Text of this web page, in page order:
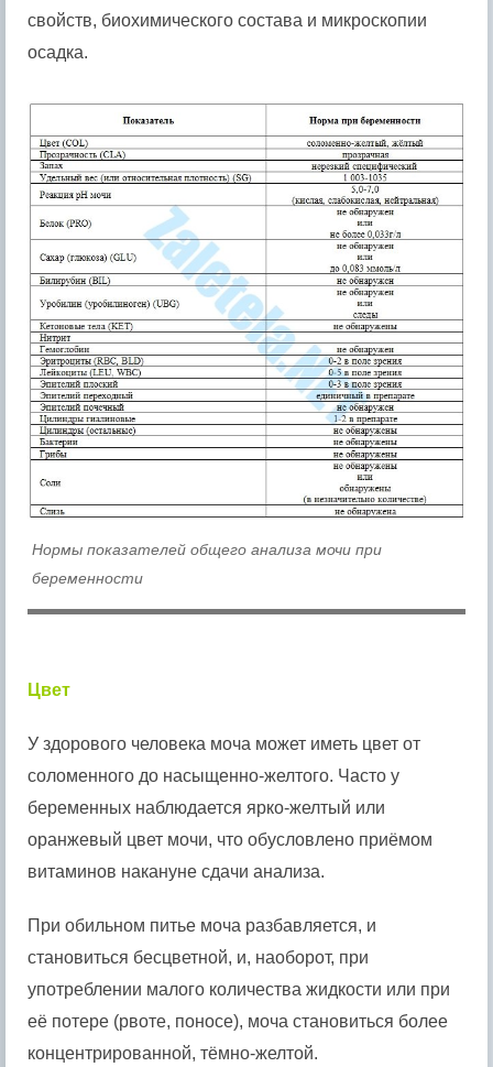
свойств, биохимического состава и микроскопии
осадка.
Нормы показателей общего анализа мочи при
беременности
Цвет
У здорового человека моча может иметь цвет от
соломенного до насыщенно-желтого. Часто у
беременных наблюдается ярко-желтый или
оранжевый цвет мочи, что обусловлено приёмом
витаминов накануне сдачи анализа.
При обильном питье моча разбавляется, и
становиться бесцветной, и, наоборот, при
употреблении малого количества жидкости или при
её потере (рвоте, поносе), моча становиться более
концентрированной, тёмно-желтой.